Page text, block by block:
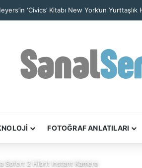
‘Civics’ Kitabı New York’un
FOTOĞRAF ANLATILARI
Sofort 2 Hibrit Instant Kamera